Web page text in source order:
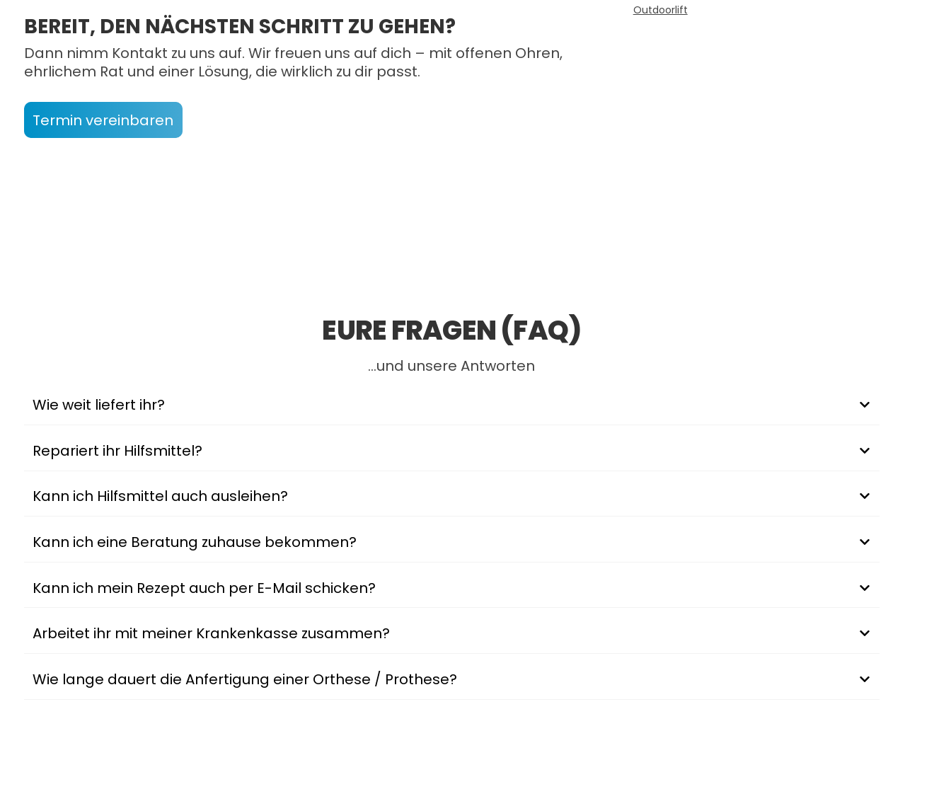
BEREIT, DEN NÄCHSTEN SCHRITT ZU GEHEN?
Dann nimm Kontakt zu uns auf. Wir freuen uns auf dich – mit offenen Ohren,
ehrlichem Rat und einer Lösung, die wirklich zu dir passt.
Termin vereinbaren
Outdoorlift
EURE FRAGEN (FAQ)
…und unsere Antworten
Wie weit liefert ihr?
Repariert ihr Hilfsmittel?
Kann ich Hilfsmittel auch ausleihen?
Kann ich eine Beratung zuhause bekommen?
Kann ich mein Rezept auch per E-Mail schicken?
Arbeitet ihr mit meiner Krankenkasse zusammen?
Wie lange dauert die Anfertigung einer Orthese / Prothese?